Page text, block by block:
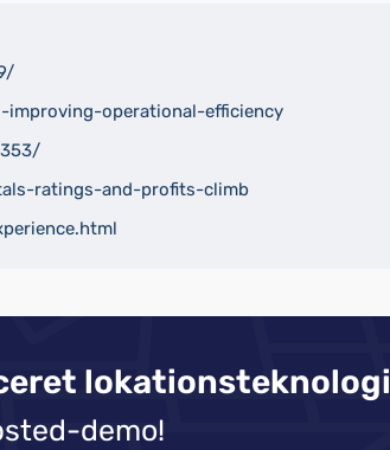
operational-efficiency
ratings-and-profits-climb
lokationsteknologi
demo!